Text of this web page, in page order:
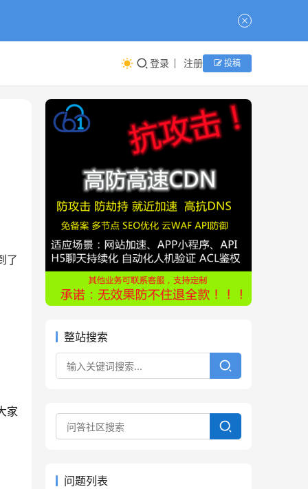
登录 注册 投稿
了
家
整站搜索
问题列表